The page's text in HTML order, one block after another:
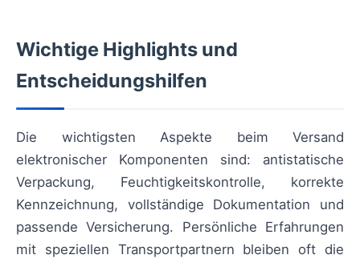
Wichtige Highlights und
Entscheidungshilfen
Die wichtigsten Aspekte beim Versand
elektronischer Komponenten sind: antistatische
Verpackung, Feuchtigkeitskontrolle, korrekte
Kennzeichnung, vollständige Dokumentation und
passende Versicherung. Persönliche Erfahrungen
mit speziellen Transportpartnern bleiben oft die